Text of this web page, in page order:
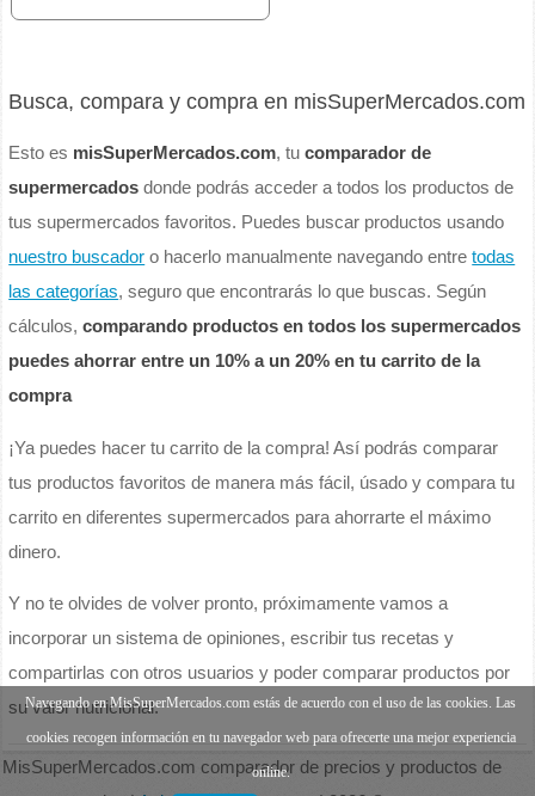
Busca, compara y compra en misSuperMercados.com
Esto es misSuperMercados.com, tucomparador de
supermercados donde podrás acceder a todos los productos de
tus supermercados favoritos. Puedes buscar productos usando
nuestro buscador o hacerlo manualmente navegando entretodas
las categorías, seguro que encontrarás lo que buscas. Según
cálculos,comparando productos en todos los supermercados
puedes ahorrar entre un 10% a un 20% en tu carrito de la
compra
¡Ya puedes hacer tu carrito de la compra! Así podrás comparar
tus productos favoritos de manera más fácil, úsado y compara tu
carrito en diferentes supermercados para ahorrarte el máximo
dinero.
Y no te olvides de volver pronto, próximamente vamos a
incorporar un sistema de opiniones, escribir tus recetas y
compartirlas con otros usuarios y poder comparar productos por
su valor nutricional.
MisSuperMercados.com comparador de precios y productos de
Navegando en MisSuperMercados.com estás de acuerdo con el uso de las cookies. Las
cookies recogen información en tu navegador web para ofrecerte una mejor experiencia
online.